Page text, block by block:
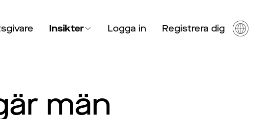
Insikter Logga in Registrera dig
män